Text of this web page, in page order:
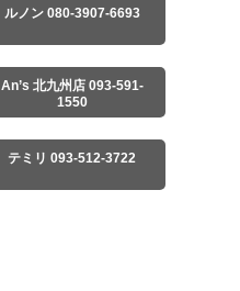
ルノン 080-3907-6693
An’s 北九州店 093-591-
1550
テミリ 093-512-3722